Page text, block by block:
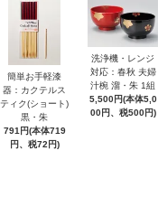
簡単お手軽漆
器：カクテルス
ティク(ショート)
黒・朱
791円(本体719
円、税72円)
洗浄機・レンジ
対応：春秋 夫婦
汁椀 溜・朱 1組
5,500円(本体5,0
00円、税500円)